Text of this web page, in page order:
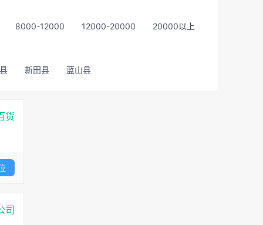
8000-12000 12000-20000 20000以上
新田县 蓝山县
货
司